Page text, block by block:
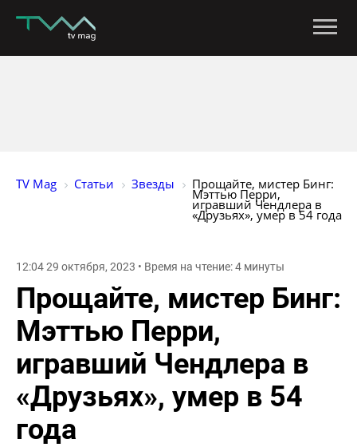
TV Mag Статьи Звезды Прощайте, мистер Бинг:
Мэттью Перри,
игравший Чендлера в
«Друзьях», умер в 54 года
12:04 29 октября, 2023 • Время на чтение: 4 минуты
Прощайте, мистер Бинг:
Мэттью Перри,
игравший Чендлера в
«Друзьях», умер в 54
года